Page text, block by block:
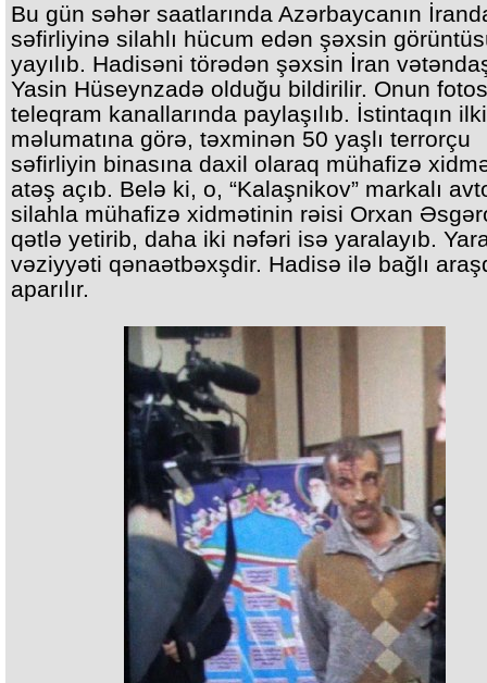
Bu gün səhər saatlarında Azərbaycanın
səfirliyinə silahlı hücum edən şəxsin
yayılıb. Hadisəni törədən şəxsin İran
Yasin Hüseynzadə olduğu bildirilir. Onun
teleqram kanallarında paylaşılıb. İstintaqın
məlumatına görə, təxminən 50 yaşlı terrorçu
səfirliyin binasına daxil olaraq mühafizə
atəş açıb. Belə ki, o, “Kalaşnikov” markalı
silahla mühafizə xidmətinin rəisi Orxan
qətlə yetirib, daha iki nəfəri isə yaralayıb.
vəziyyəti qənaətbəxşdir. Hadisə ilə bağlı
aparılır.